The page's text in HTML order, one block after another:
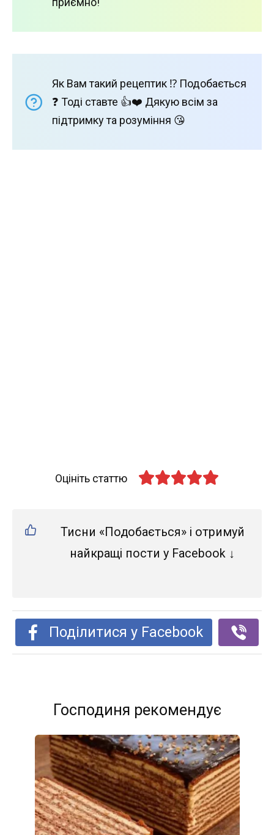
Як Вам такий рецептик ⁉️ Подобається
❓ Тоді ставте 👍❤️ Дякую всім за
підтримку та розуміння 😘
Оцініть статтю
Тисни «Подобається» і отримуй
найкращі пости у Facebook ↓
Поділитися у Facebook
Господиня рекомендує